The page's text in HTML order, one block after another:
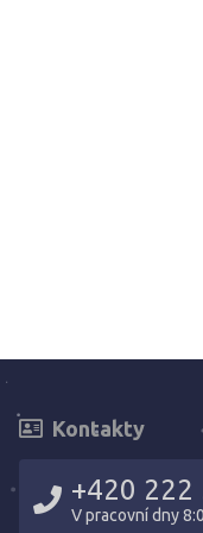
Kontakty
+420 222
V pracovní dny